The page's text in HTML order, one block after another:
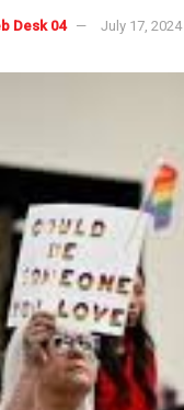
Desk 04 July 17, 2024